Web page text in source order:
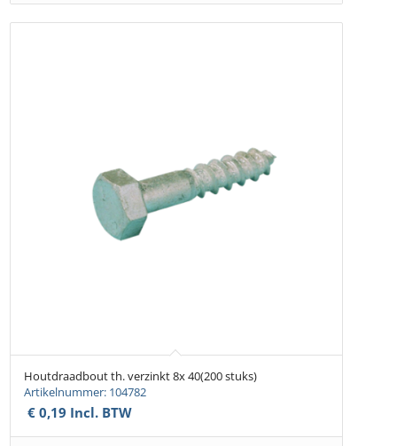
Houtdraadbout th. verzinkt 8x 40(200 stuks)
Artikelnummer: 104782
€ 0,19 Incl. BTW